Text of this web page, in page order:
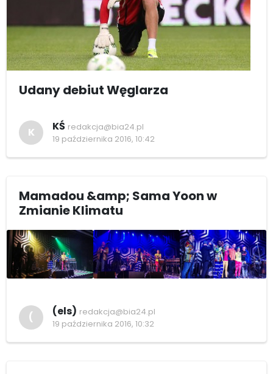
Udany debiut Węglarza
K KŚ redakcja@bia24.pl
19 października 2016, 10:42
Mamadou &amp; Sama Yoon w
Zmianie Klimatu
( (els) redakcja@bia24.pl
19 października 2016, 10:32